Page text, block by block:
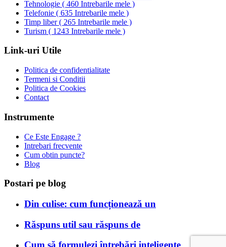
Tehnologie ( 460 Intrebarile mele )
Telefonie ( 635 Intrebarile mele )
Timp liber( 265 Intrebarile mele )
Turism ( 1243 Intrebarile mele )
Link-uri Utile
Politica de confidentialitate
Termeni si Conditii
Politica de Cookies
Contact
Instrumente
Ce Este Engage ?
Intrebari frecvente
Cum obtin puncte?
Blog
Postari pe blog
Din culise: cum funcționează un
Răspuns util sau răspuns de